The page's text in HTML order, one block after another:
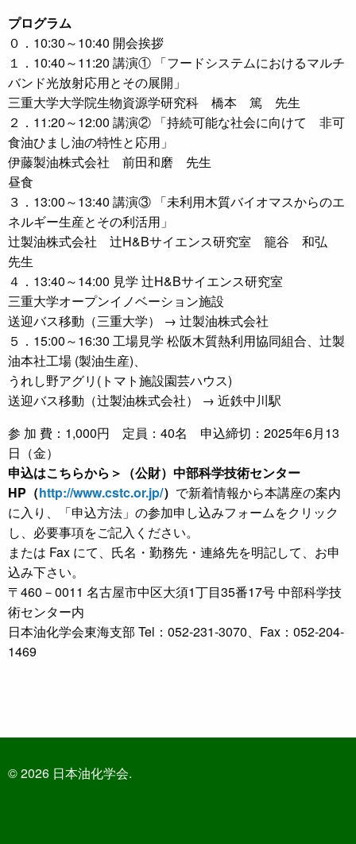
プログラム
０．10:30～10:40 開会挨拶
１．10:40～11:20 講演① 「フードシステムにおけるマルチ
バンド光放射応用とその展開」
三重大学大学院生物資源学研究科 橋本 篤 先生
２．11:20～12:00 講演② 「持続可能な社会に向けて 非可
食油ひまし油の特性と応用」
伊藤製油株式会社 前田和磨 先生
昼食
３．13:00～13:40 講演③ 「未利用木質バイオマスからのエ
ネルギー生産とその利活用」
辻製油株式会社 辻H&Bサイエンス研究室 籠谷 和弘
先生
４．13:40～14:00 見学 辻H&Bサイエンス研究室
三重大学オープンイノベーション施設
送迎バス移動（三重大学） → 辻製油株式会社
５．15:00～16:30 工場見学 松阪木質熱利用協同組合、辻製
油本社工場 (製油生産)、
うれし野アグリ(トマト施設園芸ハウス)
送迎バス移動（辻製油株式会社） → 近鉄中川駅
参 加 費：1,000円 定員：40名 申込締切：2025年6月13
日（金）
申込はこちらから＞（公財）中部科学技術センター
HP（http://www.cstc.or.jp/） で新着情報から本講座の案内
に入り、「申込方法」の参加申し込みフォームをクリック
し、必要事項をご記入ください。
または Fax にて、氏名・勤務先・連絡先を明記して、お申
込み下さい。
〒460－0011 名古屋市中区大須1丁目35番17号 中部科学技
術センター内
日本油化学会東海支部 Tel：052-231-3070、Fax：052-204-
1469
© 2026 日本油化学会.